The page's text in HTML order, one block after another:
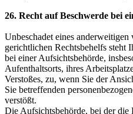
26. Recht auf Beschwerde bei
Unbeschadet eines
gerichtlichen Rechtsbehelfs steht
bei einer Aufsichtsbehörde,
Aufenthaltsorts, ihres
Verstoßes, zu, wenn Sie der
Sie betreffenden
verstößt.
Die Aufsichtsbehörde, bei der die